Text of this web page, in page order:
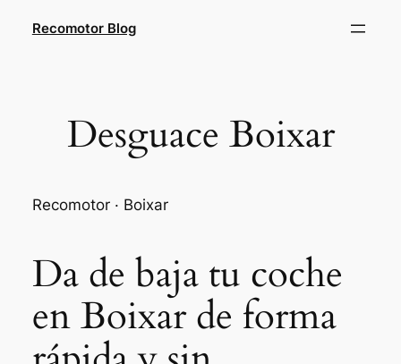
Recomotor Blog
Desguace Boixar
Recomotor · Boixar
Da de baja tu coche
en Boixar de forma